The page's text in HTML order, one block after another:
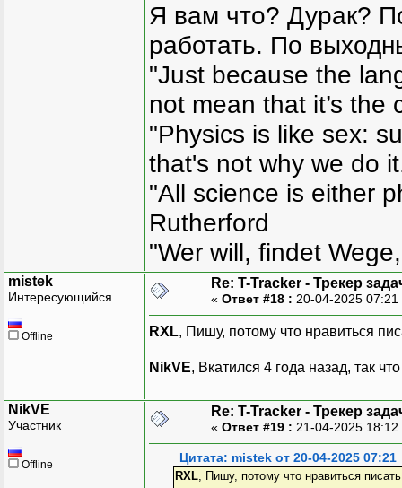
Я вам что? Дурак?
работать. По
"Just because the
not mean that it’s the
"Physics is like sex:
that's not why we do
"All science is either
Rutherford
"Wer will, findet
mistek
Интересующийся
Offline
Re: T-Tracker - Трекер
« Ответ #18 : 20-04-2025
RXL, Пишу, потому что нравиться
NikVE, Вкатился 4 года назад, так
NikVE
Участник
Offline
Re: T-Tracker - Трекер
« Ответ #19 : 21-04-2025
Цитата: mistek от 20-04-2025 07:21
RXL, Пишу, потому что нравиться